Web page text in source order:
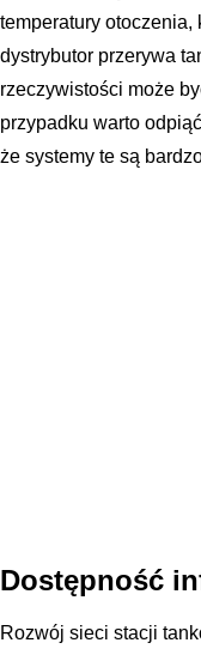
temperatury otoczenia,
dystrybutor przerywa
rzeczywistości może
przypadku warto
że systemy te są
Dostępność
Rozwój sieci stacji